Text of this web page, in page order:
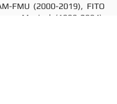
FMU (2000-2019), FITO
Musical (1989-2004)